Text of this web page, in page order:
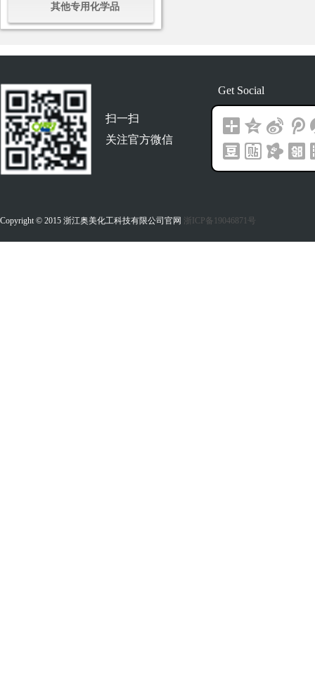
其他专用化学品
扫一扫
关注官方微信
Get Social
Copyright © 2015 浙江奥美化工科技有限公司官网 浙ICP备19046871号